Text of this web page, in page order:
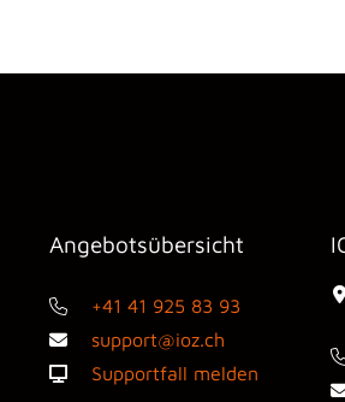
Angebotsübersicht
+41 41 925 83 93
support@ioz.ch
Supportfall melden